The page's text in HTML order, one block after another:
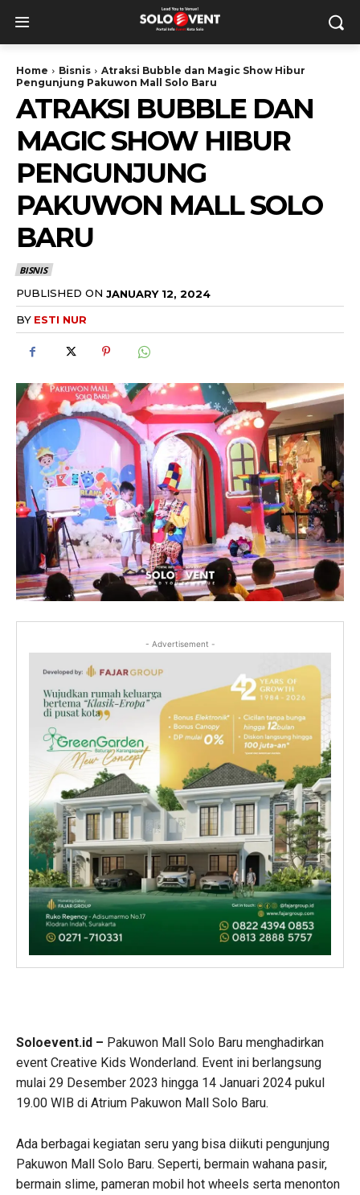
Home Bisnis
Atraksi Bubble dan Magic Show Hibur
Pengunjung Pakuwon Mall Solo Baru
ATRAKSI BUBBLE DAN
MAGIC SHOW HIBUR
PENGUNJUNG
PAKUWON MALL SOLO
BARU
BISNIS
PUBLISHED ON JANUARY 12, 2024
BY ESTI NUR
- Advertisement -
Soloevent.id – Pakuwon Mall Solo Baru menghadirkan
event Creative Kids Wonderland. Event ini berlangsung
mulai 29 Desember 2023 hingga 14 Januari 2024 pukul
19.00 WIB di Atrium Pakuwon Mall Solo Baru.
Ada berbagai kegiatan seru yang bisa diikuti pengunjung
Pakuwon Mall Solo Baru. Seperti, bermain wahana pasir,
bermain slime, pameran mobil hot wheels serta menonton